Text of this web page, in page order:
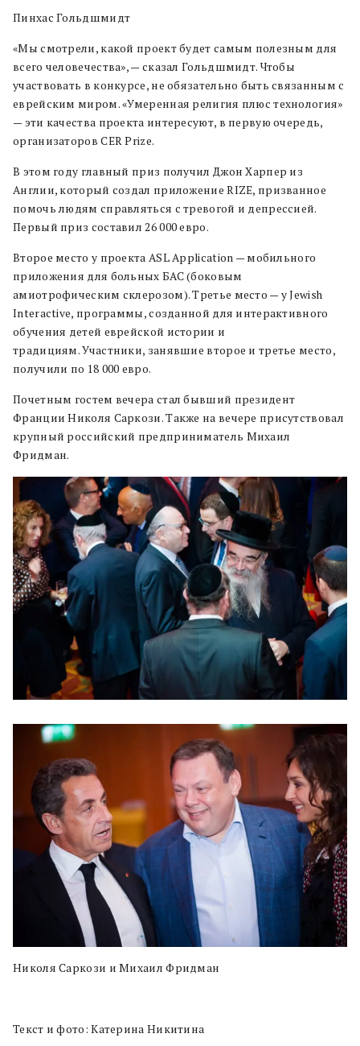
Пинхас Гольдшмидт
«Мы смотрели, какой проект будет самым полезным для
всего человечества», — сказал Гольдшмидт. Чтобы
участвовать в конкурсе, не обязательно быть связанным с
еврейским миром. «Умеренная религия плюс технология»
— эти качества проекта интересуют, в первую очередь,
организаторов CER Prize.
В этом году главный приз получил Джон Харпер из
Англии, который создал приложение RIZE, призванное
помочь людям справляться с тревогой и депрессией.
Первый приз составил 26 000 евро.
Второе место у проекта ASL Application — мобильного
приложения для больных БАС (боковым
амиотрофическим склерозом). Третье место — у Jewish
Interactive, программы, созданной для интерактивного
обучения детей еврейской истории и
традициям. Участники, занявшие второе и третье место,
получили по 18 000 евро.
Почетным гостем вечера стал бывший президент
Франции Николя Саркози. Также на вечере присутствовал
крупный российский предприниматель Михаил
Фридман.
Николя Саркози и Михаил Фридман
Текст и фото: Катерина Никитина